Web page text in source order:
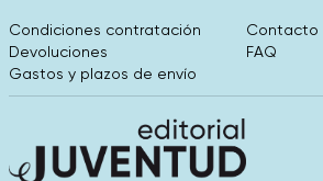
Condiciones contratación
Devoluciones
Gastos y plazos de envío
Contacto
FAQ